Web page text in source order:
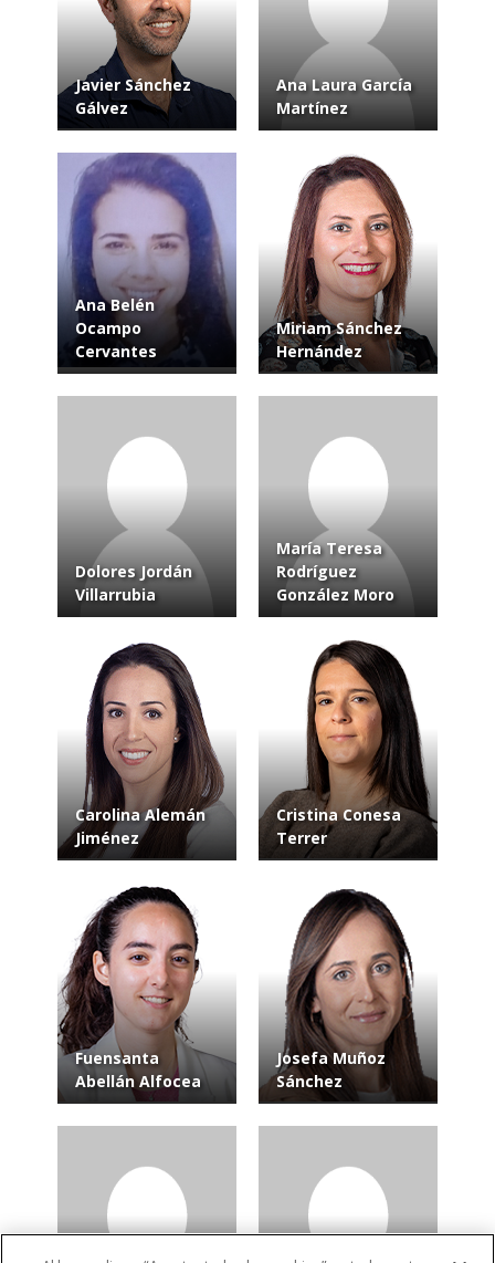
Javier Sánchez
Gálvez
Ana Laura García
Martínez
Ana Belén
Ocampo
Cervantes
Miriam Sánchez
Hernández
Dolores Jordán
Villarrubia
María Teresa
Rodríguez
González Moro
Carolina Alemán
Jiménez
Cristina Conesa
Terrer
Fuensanta
Abellán Alfocea
Josefa Muñoz
Sánchez